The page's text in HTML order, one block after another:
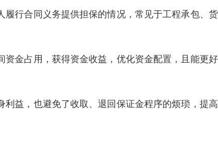
行合同义务提供担保的情况，常见于工程承包、
金占用，获得资金收益，优化资金配置，且能更
益，也避免了收取、退回保证金程序的烦琐，提